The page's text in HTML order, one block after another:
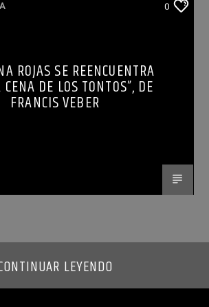
0
ROJAS SE REENCUENTRA
CENA DE LOS TONTOS”, DE
FRANCIS VEBER
LEYENDO